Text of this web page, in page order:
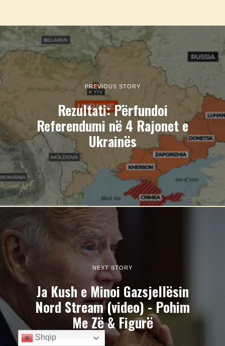
PREVIOUS STORY
Rezultati: Përfundoi
Referendumi në 4 Rajonet e
Ukrainës
NEXT STORY
Ja Kush e Minoi Gazsjellësin
Nord Stream (video) - Pohim
Me Zë & Figurë
Shqip